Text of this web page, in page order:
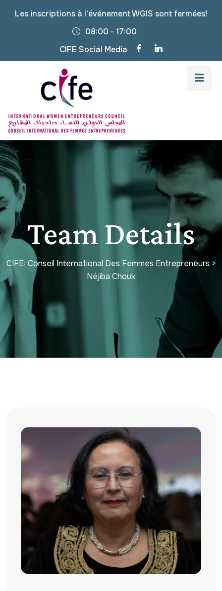
Les inscriptions à l'événement WGIS sont fermées!
08:00 - 17:00
CIFE Social Media
Team Details
CIFE: Conseil International Des Femmes Entrepreneurs >
Néjiba Chouk